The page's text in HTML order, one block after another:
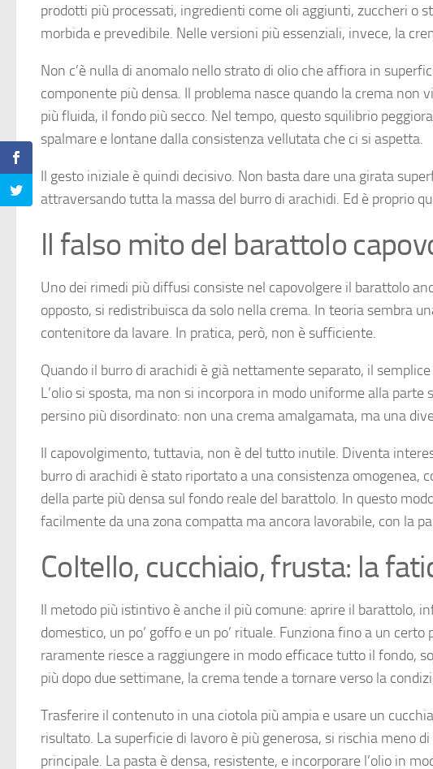
prodotti più processati, ingredienti come oli aggiunti, zuccheri o
morbida e prevedibile. Nelle versioni più essenziali, invece, la
Non c’è nulla di anomalo nello strato di olio che affiora in
componente più densa. Il problema nasce quando la crema
più fluida, il fondo più secco. Nel tempo, questo squilibrio
spalmare e lontane dalla consistenza vellutata che ci si aspetta.
Il gesto iniziale è quindi decisivo. Non basta dare una girata
attraversando tutta la massa del burro di arachidi. Ed è proprio
Il falso mito del barattolo
Uno dei rimedi più diffusi consiste nel capovolgere il barattolo
opposto, si redistribuisca da solo nella crema. In teoria sembra
contenitore da lavare. In pratica, però, non è sufficiente.
Quando il burro di arachidi è già nettamente separato, il
L’olio si sposta, ma non si incorpora in modo uniforme alla
persino più disordinato: non una crema amalgamata, ma una
Il capovolgimento, tuttavia, non è del tutto inutile. Diventa
burro di arachidi è stato riportato a una consistenza omogenea,
della parte più densa sul fondo reale del barattolo. In questo
facilmente da una zona compatta ma ancora lavorabile, con la
Coltello, cucchiaio, frusta: la
Il metodo più istintivo è anche il più comune: aprire il barattolo,
domestico, un po’ goffo e un po’ rituale. Funziona fino a un
raramente riesce a raggiungere in modo efficace tutto il fondo,
più dopo due settimane, la crema tende a tornare verso la
Trasferire il contenuto in una ciotola più ampia e usare un
risultato. La superficie di lavoro è più generosa, si rischia meno
principale. La pasta è densa, resistente, e incorporare l’olio in